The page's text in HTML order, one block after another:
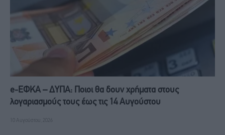
e-ΕΦΚΑ – ΔΥΠΑ: Ποιοι θα δουν χρήματα στους
λογαριασμούς τους έως τις 14 Αυγούστου
10 Αυγούστου, 2026